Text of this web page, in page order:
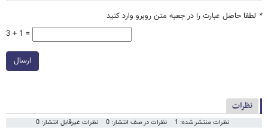
* لطفا حاصل عبارت را در جعبه متن روبرو وارد کنید
3 + 1 =
ارسال
نظرات
نظرات منتشر شده: 1 نظرات در صف انتشار: 0 نظرات غیرقابل انتشار: 0